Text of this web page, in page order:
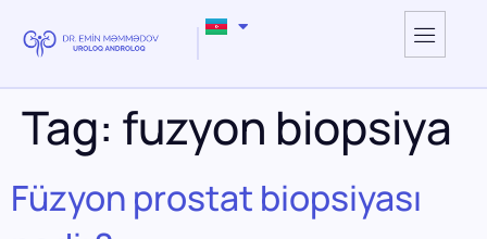
Tag: fuzyon biopsiya
Füzyon prostat biopsiyası